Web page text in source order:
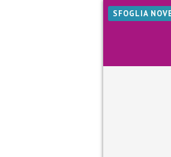
SFOGLIA